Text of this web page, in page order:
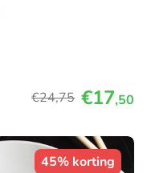
€24,75 €17,50
45% korting